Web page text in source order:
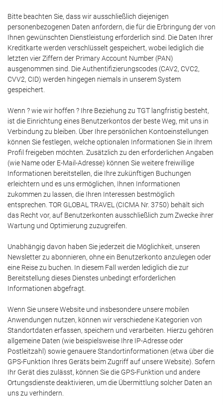
Bitte beachten Sie, dass wir ausschließlich diejenigen
personenbezogenen Daten anfordern, die für die Erbringung der von
Ihnen gewünschten Dienstleistung erforderlich sind. Die Daten Ihrer
Kreditkarte werden verschlüsselt gespeichert, wobei lediglich die
letzten vier Ziffern der Primary Account Number (PAN)
ausgenommen sind. Die Authentifizierungscodes (CAV2, CVC2,
CVV2, CID) werden hingegen niemals in unserem System
gespeichert.
Wenn ? wie wir hoffen ? Ihre Beziehung zu TGT langfristig besteht,
ist die Einrichtung eines Benutzerkontos der beste Weg, mit uns in
Verbindung zu bleiben. Über Ihre persönlichen Kontoeinstellungen
können Sie festlegen, welche optionalen Informationen Sie in Ihrem
Profil freigeben möchten. Zusätzlich zu den erforderlichen Angaben
(wie Name oder E-Mail-Adresse) können Sie weitere freiwillige
Informationen bereitstellen, die Ihre zukünftigen Buchungen
erleichtern und es uns ermöglichen, Ihnen Informationen
zukommen zu lassen, die Ihren Interessen bestmöglich
entsprechen. TOR GLOBAL TRAVEL (CICMA Nr. 3750) behält sich
das Recht vor, auf Benutzerkonten ausschließlich zum Zwecke ihrer
Wartung und Optimierung zuzugreifen.
Unabhängig davon haben Sie jederzeit die Möglichkeit, unseren
Newsletter zu abonnieren, ohne ein Benutzerkonto anzulegen oder
eine Reise zu buchen. In diesem Fall werden lediglich die zur
Bereitstellung dieses Dienstes unbedingt erforderlichen
Informationen abgefragt.
Wenn Sie unsere Website und insbesondere unsere mobilen
Anwendungen nutzen, können wir verschiedene Kategorien von
Standortdaten erfassen, speichern und verarbeiten. Hierzu gehören
allgemeine Daten (wie beispielsweise Ihre IP-Adresse oder
Postleitzahl) sowie genauere Standortinformationen (etwa über die
GPS-Funktion Ihres Geräts beim Zugriff auf unsere Website). Sofern
Ihr Gerät dies zulässt, können Sie die GPS-Funktion und andere
Ortungsdienste deaktivieren, um die Übermittlung solcher Daten an
uns zu verhindern.